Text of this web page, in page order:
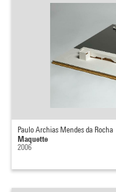
Paulo Archias Mendes da Rocha
Maquette
2006